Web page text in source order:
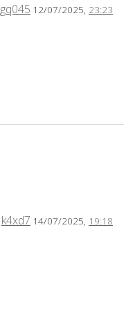
gq045 12/07/2025, 23:23
k4xd7 14/07/2025, 19:18